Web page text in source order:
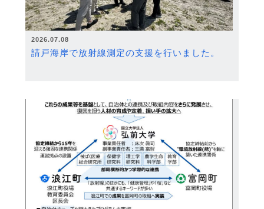
2026.07.08
請戸海岸で放射線測定の支援を行いました。